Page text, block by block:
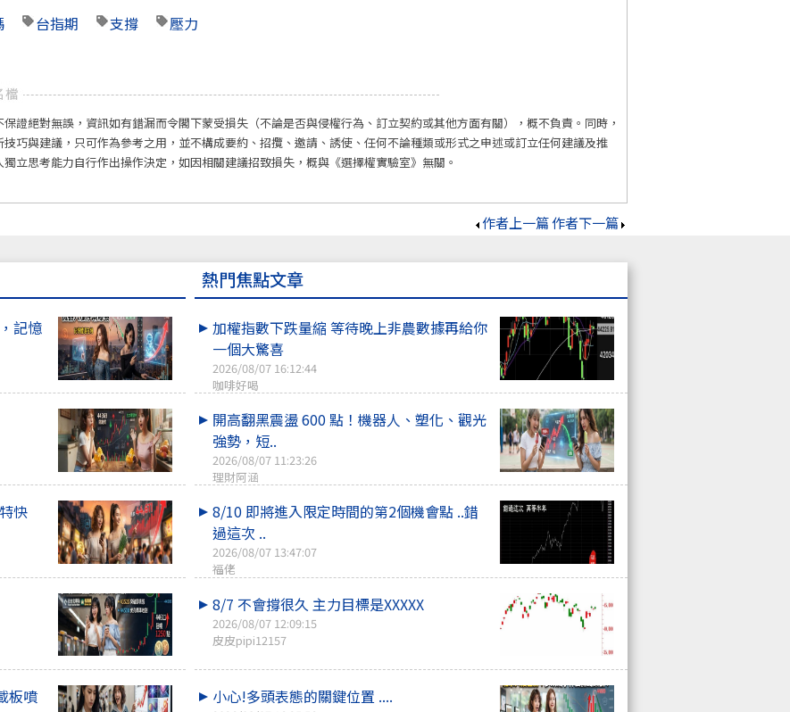
台指期 支撐 壓力
證絕對無誤，資訊如有錯漏而令閣下蒙受損失（不論是否與侵權行為、訂立契約或其他方面有關），概不負責。同時，
巧與建議，只可作為參考之用，並不構成要約、招攬、邀請、誘使、任何不論種類或形式之申述或訂立任何建議及推
立思考能力自行作出操作決定，如因相關建議招致損失，概與《選擇權實驗室》無關。
作者上一篇作者下一篇
記憶
快
板噴
熱門焦點文章
加權指數下跌量縮 等待晚上非農數據再給你
一個大驚喜
2026/08/07 16:12:44
咖啡好喝
開高翻黑震盪 600 點！機器人、塑化、觀光
強勢，短..
2026/08/07 11:23:26
理財阿涵
8/10 即將進入限定時間的第2個機會點 ..錯
過這次 ..
2026/08/07 13:47:07
福佬
8/7 不會撐很久 主力目標是XXXXX
2026/08/07 12:09:15
皮皮pipi12157
小心!多頭表態的關鍵位置 ....